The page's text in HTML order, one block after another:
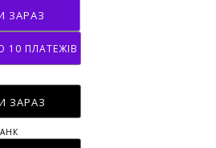
ЗАРАЗ
10 ПЛАТЕЖІВ
ЗАРАЗ